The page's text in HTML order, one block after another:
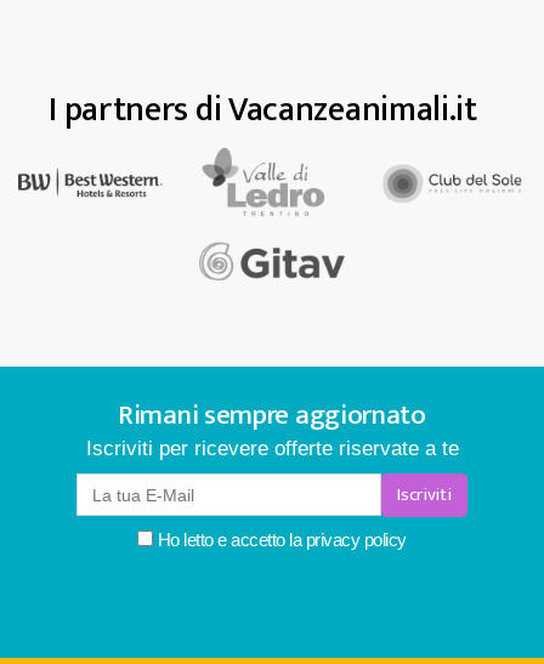
I partners di Vacanzeanimali.it
Rimani sempre aggiornato
Iscriviti per ricevere offerte riservate a te
Iscriviti
Ho letto e accetto laprivacy policy